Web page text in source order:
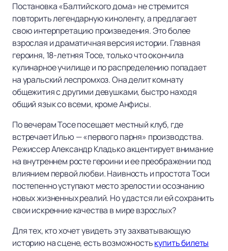
Постановка «Балтийского дома» не стремится
повторить легендарную киноленту, а предлагает
свою интерпретацию произведения. Это более
взрослая и драматичная версия истории. Главная
героиня, 18-летняя Тосе, только что окончила
кулинарное училище и по распределению попадает
на уральский леспромхоз. Она делит комнату
общежития с другими девушками, быстро находя
общий язык со всеми, кроме Анфисы.
По вечерам Тосе посещает местный клуб, где
встречает Илью — «первого парня» производства.
Режиссер Александр Кладько акцентирует внимание
на внутреннем росте героини и ее преображении под
влиянием первой любви. Наивность и простота Тоси
постепенно уступают место зрелости и осознанию
новых жизненных реалий. Но удастся ли ей сохранить
свои искренние качества в мире взрослых?
Для тех, кто хочет увидеть эту захватывающую
историю на сцене, есть возможностькупить билеты